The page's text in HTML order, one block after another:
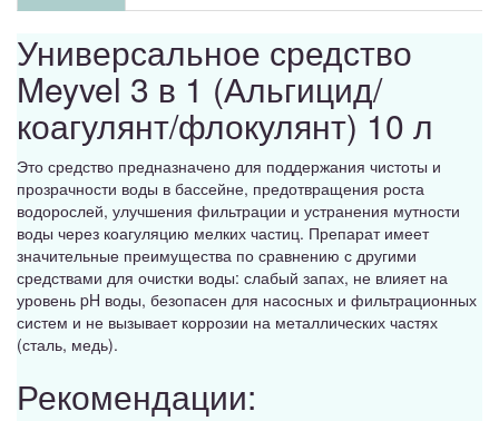
Универсальное средство
Meyvel 3 в 1 (Альгицид/
коагулянт/флокулянт) 10 л
Это средство предназначено для поддержания чистоты и
прозрачности воды в бассейне, предотвращения роста
водорослей, улучшения фильтрации и устранения мутности
воды через коагуляцию мелких частиц. Препарат имеет
значительные преимущества по сравнению с другими
средствами для очистки воды: слабый запах, не влияет на
уровень pH воды, безопасен для насосных и фильтрационных
систем и не вызывает коррозии на металлических частях
(сталь, медь).
Рекомендации: